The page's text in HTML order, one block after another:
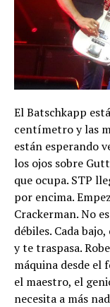
El Batschkapp
centímetro y las
están esperando
los ojos sobre
que ocupa. STP
por encima.
Crackerman. No
débiles. Cada
y te traspasa.
máquina desde el
el maestro, el
necesita a más